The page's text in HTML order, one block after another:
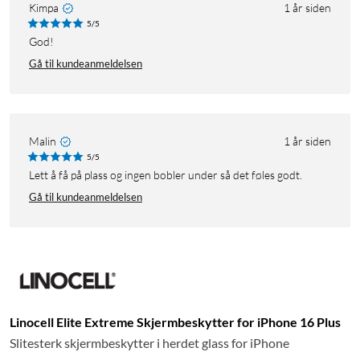
Kimpa 1 år siden
5/5
God!
Gå til kundeanmeldelsen
Malin 1 år siden
5/5
Lett å få på plass og ingen bobler under så det føles godt.
Gå til kundeanmeldelsen
Linocell Elite Extreme Skjermbeskytter for iPhone 16 Plus
Slitesterk skjermbeskytter i herdet glass for iPhone